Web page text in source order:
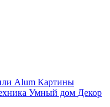
Alum Картины
Умный дом Декор